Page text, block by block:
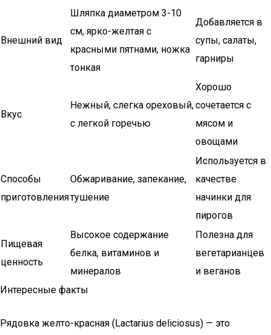
Внешний вид
Шляпка диаметром 3-10
см, ярко-желтая с
красными пятнами, ножка
тонкая
Добавляется в
супы, салаты,
гарниры
Вкус
Нежный, слегка ореховый,
с легкой горечью
Хорошо
сочетается с
мясом и
овощами
Способы
приготовления
Обжаривание, запекание,
тушение
Используется в
качестве
начинки для
пирогов
Пищевая
ценность
Высокое содержание
белка, витаминов и
минералов
Полезна для
вегетарианцев
и веганов
Интересные факты
Рядовка желто-красная (Lactarius deliciosus) — это